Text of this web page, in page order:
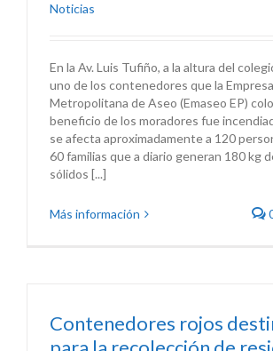
Noticias
En la Av. Luis Tufiño, a la altura del
uno de los contenedores que la Empresa
Metropolitana de Aseo (Emaseo EP)
beneficio de los moradores fue
se afecta aproximadamente a 120
60 familias que a diario generan 180 kg
sólidos [...]
Más información
Contenedores rojos